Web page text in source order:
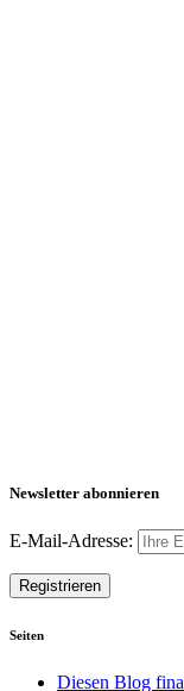
Newsletter abonnieren
E-Mail-Adresse:
Seiten
Diesen Blog